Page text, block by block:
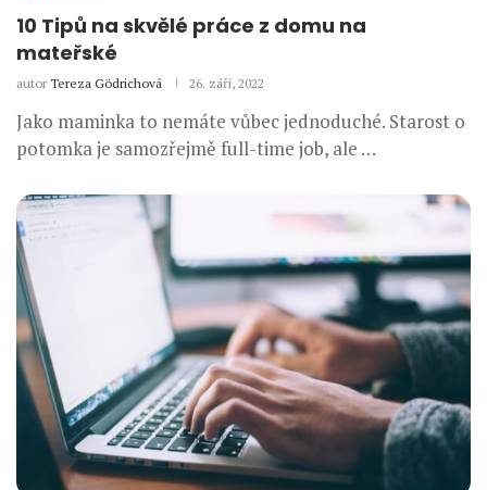
10 Tipů na skvělé práce z domu na
mateřské
autor Tereza Gödrichová 26. září, 2022
Jako maminka to nemáte vůbec jednoduché. Starost o
potomka je samozřejmě full-time job, ale …